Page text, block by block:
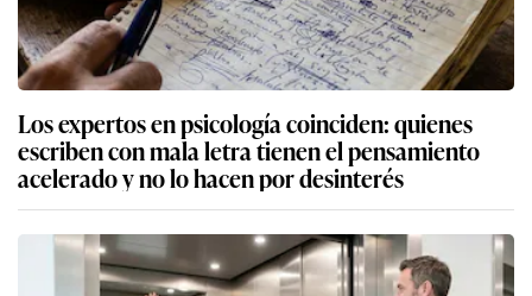
Los expertos en psicología coinciden: quienes
escriben con mala letra tienen el pensamiento
acelerado y no lo hacen por desinterés